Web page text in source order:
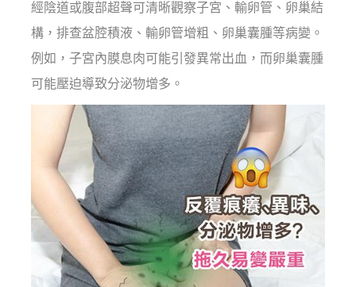
經陰道或腹部超聲可清晰觀察子宮、輸卵管、卵巢結
構，排查盆腔積液、輸卵管增粗、卵巢囊腫等病變。
例如，子宮內膜息肉可能引發異常出血，而卵巢囊腫
可能壓迫導致分泌物增多。